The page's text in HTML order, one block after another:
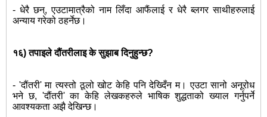
- धेरै छन्, एउटामात्रैको नाम लिँदा आफैंलाई र धेरै ब्लगर साथीहरुलाई
अन्याय गरेको ठहर्नेछ।
१६) तपाइले दौंतरीलाइ के सुझाब दिनुहुन्छ?
- 'दौंतरी' मा त्यस्तो ठूलो खोट केहि पनि देख्दिँन म। एउटा सानो अनूरोध
भने छ, 'दौंतरी' का केहि लेखकहरुले भाषिक शुद्धताको ख्याल गर्नुपर्ने
आवश्यकता अझै देखिन्छ।